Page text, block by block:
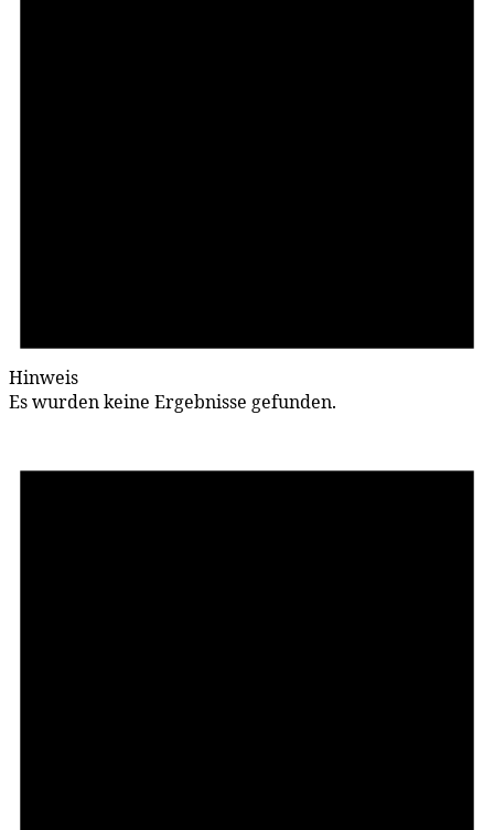
Hinweis
Es wurden keine Ergebnisse gefunden.